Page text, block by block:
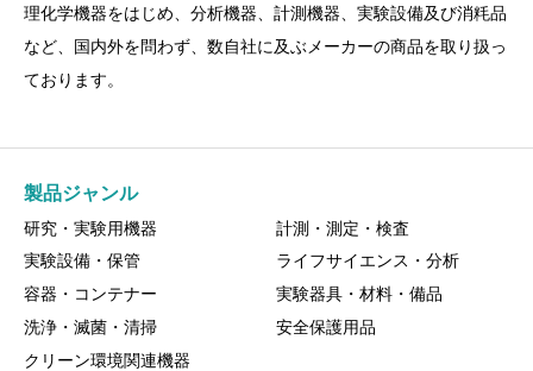
理化学機器をはじめ、分析機器、計測機器、実験設備及び消粍品
など、国内外を問わず、数自社に及ぶメーカーの商品を取り扱っ
ております。
製品ジャンル
研究・実験用機器
計測・測定・検査
実験設備・保管
ライフサイエンス・分析
容器・コンテナー
実験器具・材料・備品
洗浄・滅菌・清掃
安全保護用品
クリーン環境関連機器